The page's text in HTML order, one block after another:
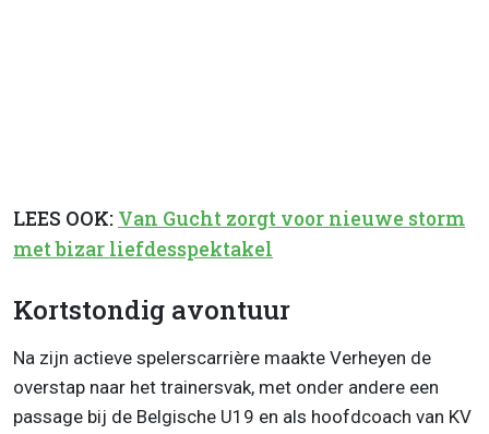
LEES OOK: Van Gucht zorgt voor nieuwe storm
met bizar liefdesspektakel
Kortstondig avontuur
Na zijn actieve spelerscarrière maakte Verheyen de
overstap naar het trainersvak, met onder andere een
passage bij de Belgische U19 en als hoofdcoach van KV